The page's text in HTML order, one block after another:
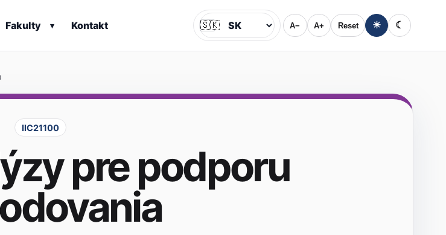
Fakulty ▾ Kontakt Jazyk
🇸🇰 A− A+ Reset ☀ ☾
IIC21100
pre podporu